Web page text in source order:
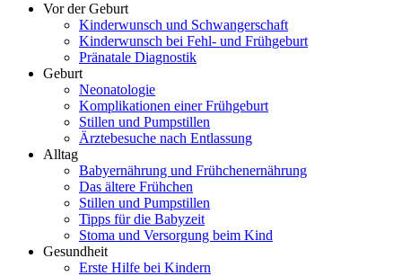
Vor der Geburt
Kinderwunsch und Schwangerschaft
Kinderwunsch bei Fehl- und Frühgeburt
Pränatale Diagnostik
Geburt
Neonatologie
Komplikationen einer Frühgeburt
Stillen und Pumpstillen
Ärztebesuche nach Entlassung
Alltag
Babyernährung und Frühchenernährung
Das ältere Frühchen
Stillen und Pumpstillen
Tipps für die Babyzeit
Stoma und Versorgung beim Kind
Gesundheit
Erste Hilfe bei Kindern